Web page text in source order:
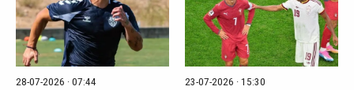
28-07-2026 · 07:44 23-07-2026 · 15:30